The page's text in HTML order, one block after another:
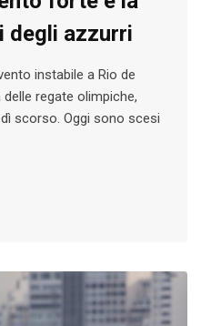
degli azzurri
instabile a Rio de
regate olimpiche,
scorso. Oggi sono scesi